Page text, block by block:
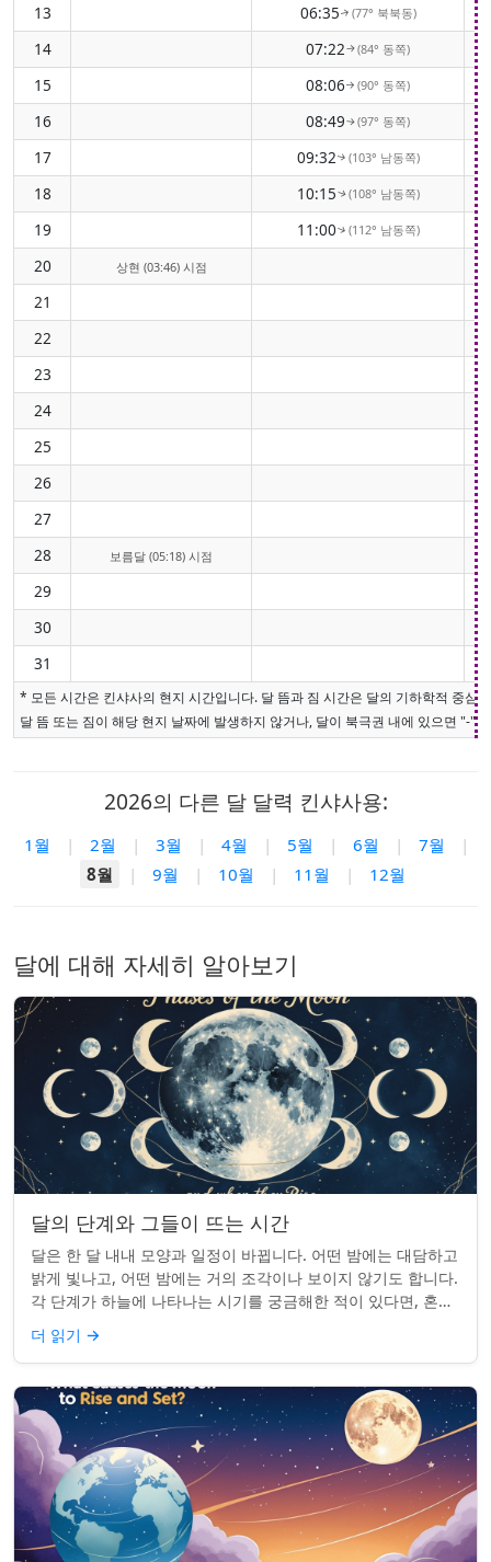
13 06:35↑(77° 북북동)
14 07:22↑(84° 동쪽)
15 08:06↑ (90° 동쪽)
16 08:49↑(97° 동쪽)
17 09:32↑(103° 남동쪽)
18 10:15↑(108° 남동쪽)
19 11:00↑(112° 남동쪽)
20 상현 (03:46) 시점
21
22
23
24
25
26
27
28
보름달 (05:18) 시점
29
30
31
* 모든 시간은 킨샤사의 현지 시간입니다. 달 뜸과 짐 시간은 달의 기하학적 중심
달 뜸 또는 짐이 해당 현지 날짜에 발생하지 않거나, 달이 북극권 내에 있으면 "-"
2026의 다른 달 달력 킨샤사용:
1월 | 2월 | 3월 | 4월 | 5월 | 6월 | 7월
|
8월
| 9월 | 10월 | 11월 | 12월
달에 대해 자세히 알아보기
달의 단계와 그들이 뜨는 시간
달은 한 달 내내 모양과 일정이 바뀝니다. 어떤 밤에는 대담하고
밝게 빛나고, 어떤 밤에는 거의 조각이나 보이지 않기도 합니다.
각 단계가 하늘에 나타나는 시기를 궁금해한 적이 있다면, 혼자
가 아닙니다. 사실 그 타...
더 읽기 →